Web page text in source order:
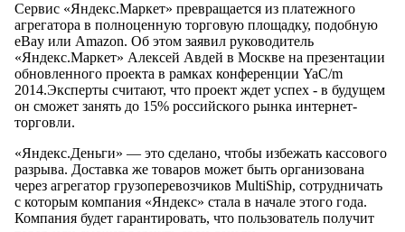
Сервис «Яндекс.Маркет» превращается из платежного
агрегатора в полноценную торговую площадку, подобную
eBay или Amazon. Об этом заявил руководитель
«Яндекс.Маркет» Алексей Авдей в Москве на презентации
обновленного проекта в рамках конференции YaC/m
2014.Эксперты считают, что проект ждет успех - в будущем
он сможет занять до 15% российского рынка интернет-
торговли.
«Яндекс.Деньги» — это сделано, чтобы избежать кассового
разрыва. Доставка же товаров может быть организована
через агрегатор грузоперевозчиков MultiShip, сотрудничать
с которым компания «Яндекс» стала в начале этого года.
Компания будет гарантировать, что пользователь получит